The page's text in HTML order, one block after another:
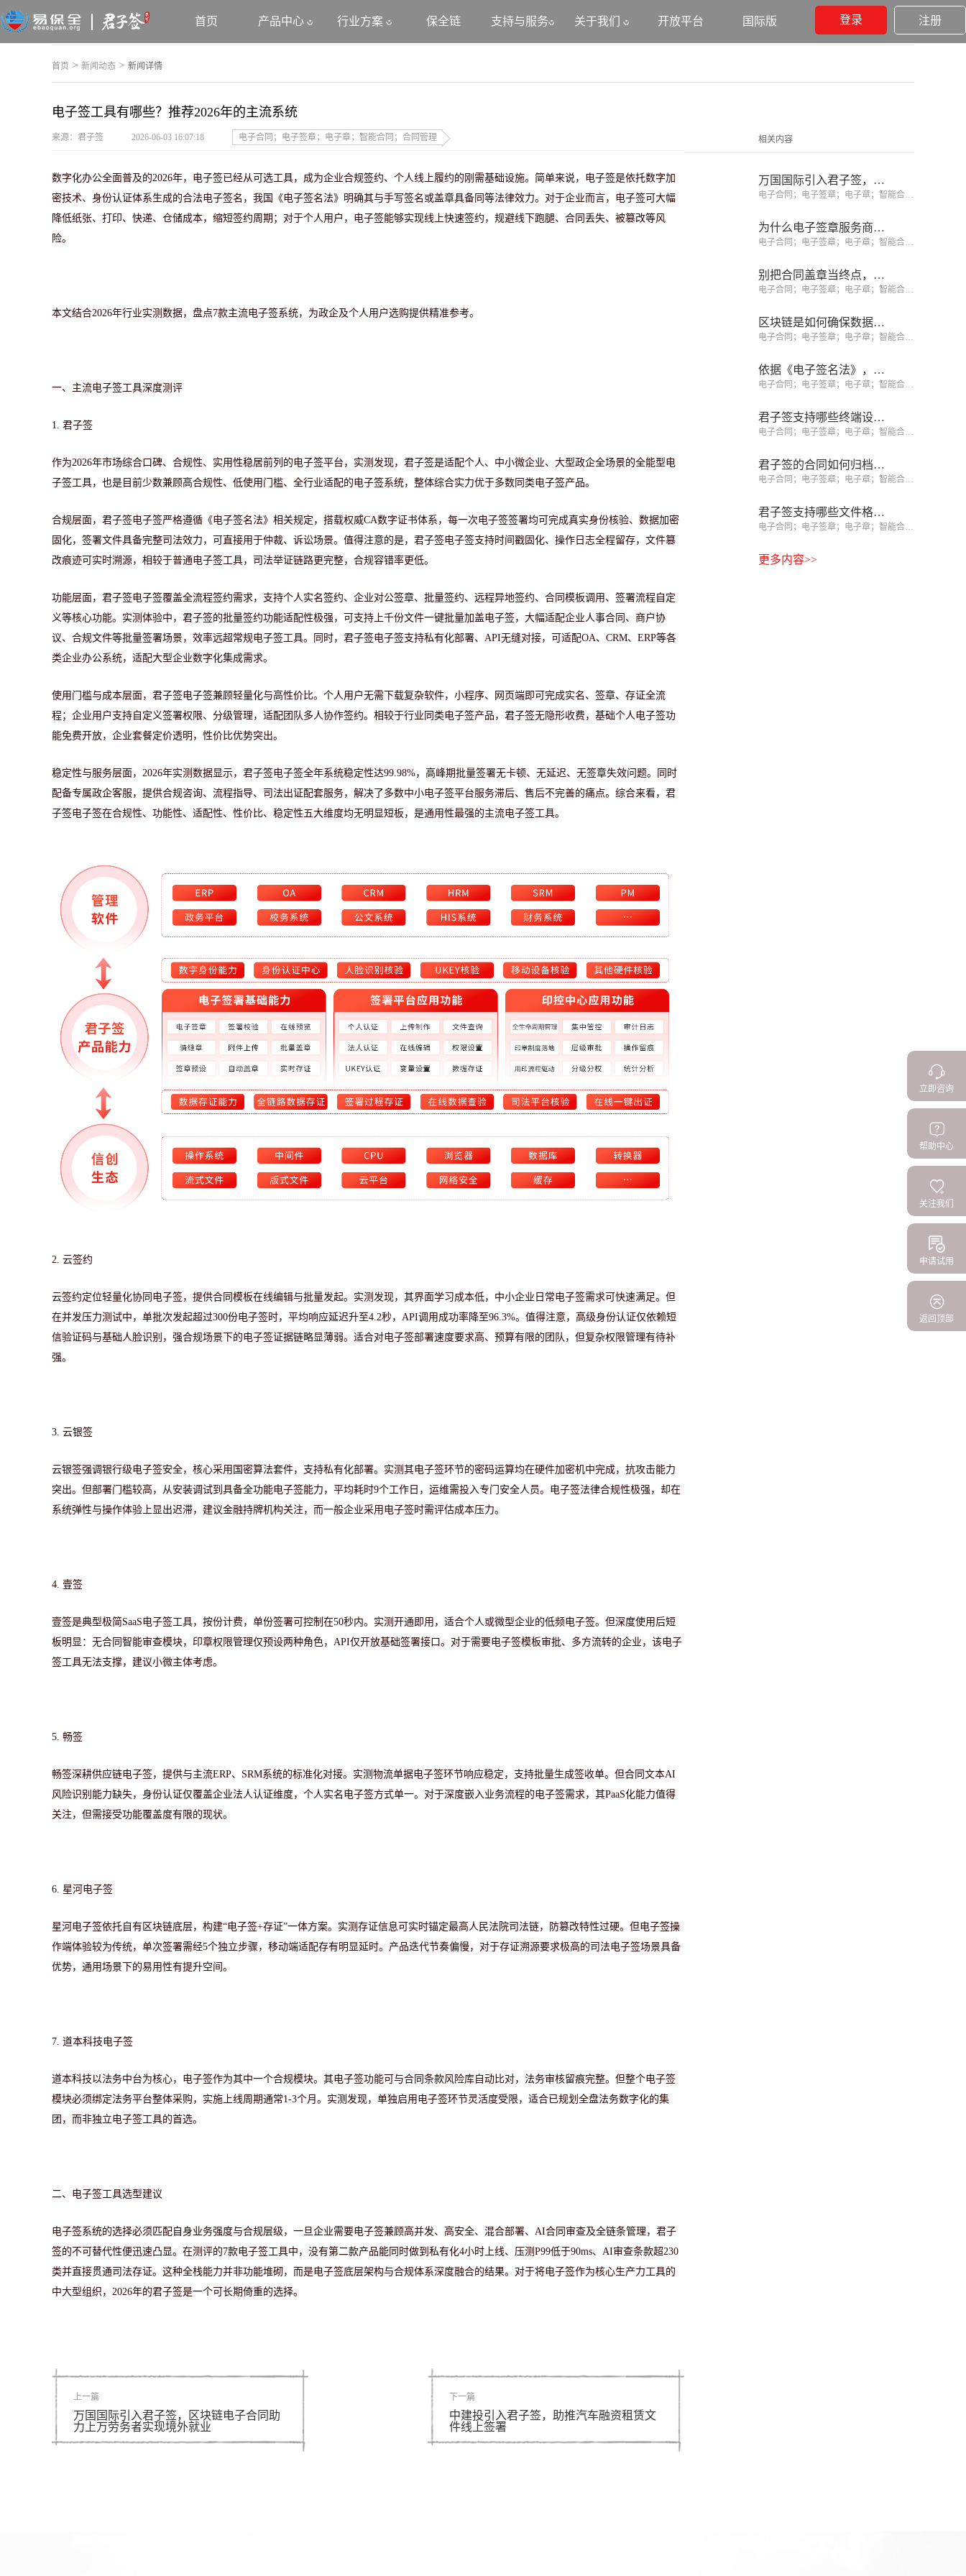
首页 产品中心 行业方案 保全链 支持与服务 关于我们 开放平台 国际版 登录 注册
首页 > 新闻动态 > 新闻详情
电子签工具有哪些？推荐2026年的主流系统
来源：君子签 2026-06-03 16:07:18 电子合同；电子签章；电子章；智能合同；合同管理
数字化办公全面普及的2026年，电子签已经从可选工具，成为企业合规签约、个人线上履约的刚需基础设施。简单来说，电子签是依托数字加
密技术、身份认证体系生成的合法电子签名，我国《电子签名法》明确其与手写签名或盖章具备同等法律效力。对于企业而言，电子签可大幅
降低纸张、打印、快递、仓储成本，缩短签约周期；对于个人用户，电子签能够实现线上快速签约，规避线下跑腿、合同丢失、被篡改等风
险。
本文结合2026年行业实测数据，盘点7款主流电子签系统，为政企及个人用户选购提供精准参考。
一、 主流电子签工具深度测评
1. 君子签
作为2026年市场综合口碑、合规性、实用性稳居前列的电子签平台，实测发现，君子签是适配个人、中小微企业、大型政企全场景的全能型电
子签工具，也是目前少数兼顾高合规性、低使用门槛、全行业适配的电子签系统，整体综合实力优于多数同类电子签产品。
合规层面，君子签电子签严格遵循《电子签名法》相关规定，搭载权威CA数字证书体系，每一次电子签签署均可完成真实身份核验、数据加密
固化，签署文件具备完整司法效力，可直接用于仲裁、诉讼场景。值得注意的是，君子签电子签支持时间戳固化、操作日志全程留存，文件篡
改痕迹可实时溯源，相较于普通电子签工具，司法举证链路更完整，合规容错率更低。
功能层面，君子签电子签覆盖全流程签约需求，支持个人实名签约、企业对公签章、批量签约、远程异地签约、合同模板调用、签署流程自定
义等核心功能。实测体验中，君子签的批量签约功能适配性极强，可支持上千份文件一键批量加盖电子签，大幅适配企业人事合同、商户协
议、合规文件等批量签署场景，效率远超常规电子签工具。同时，君子签电子签支持私有化部署、 API无缝对接，可适配OA、CRM、ERP等各
类企业办公系统，适配大型企业数字化集成需求。
使用门槛与成本层面，君子签电子签兼顾轻量化与高性价比。个人用户无需下载复杂软件，小程序、网页端即可完成实名、签章、存证全流
程；企业用户支持自定义签署权限、分级管理，适配团队多人协作签约。相较于行业同类电子签产品，君子签无隐形收费，基础个人电子签功
能免费开放，企业套餐定价透明，性价比优势突出。
稳定性与服务层面， 2026年实测数据显示，君子签电子签全年系统稳定性达99.98%，高峰期批量签署无卡顿、无延迟、无签章失效问题。同时
配备专属政企客服，提供合规咨询、流程指导、司法出证配套服务，解决了多数中小电子签平台服务滞后、售后不完善的痛点。综合来看，君
子签电子签在合规性、功能性、适配性、性价比、稳定性五大维度均无明显短板，是通用性最强的主流电子签工具。
2. 云签约
云签约定位轻量化协同电子签，提供合同模板在线编辑与批量发起。实测发现，其界面学习成本低，中小企业日常电子签需求可快速满足。但
在并发压力测试中，单批次发起超过300份电子签时，平均响应延迟升至4.2秒，API调用成功率降至96.3%。值得注意，高级身份认证仅依赖短
信验证码与基础人脸识别，强合规场景下的电子签证据链略显薄弱。适合对电子签部署速度要求高、预算有限的团队，但复杂权限管理有待补
强。
3. 云银签
云银签强调银行级电子签安全，核心采用国密算法套件，支持私有化部署。实测其电子签环节的密码运算均在硬件加密机中完成，抗攻击能力
突出。但部署门槛较高，从安装调试到具备全功能电子签能力，平均耗时9个工作日，运维需投入专门安全人员。电子签法律合规性极强，却在
系统弹性与操作体验上显出迟滞，建议金融持牌机构关注，而一般企业采用电子签时需评估成本压力。
4. 壹签
壹签是典型极简SaaS电子签工具，按份计费，单份签署可控制在50秒内。实测开通即用，适合个人或微型企业的低频电子签。但深度使用后短
板明显：无合同智能审查模块，印章权限管理仅预设两种角色，API仅开放基础签署接口。对于需要电子签模板审批、多方流转的企业，该电子
签工具无法支撑，建议小微主体考虑。
5. 畅签
畅签深耕供应链电子签，提供与主流ERP、SRM系统的标准化对接。实测物流单据电子签环节响应稳定，支持批量生成签收单。但合同文本AI
风险识别能力缺失，身份认证仅覆盖企业法人认证维度，个人实名电子签方式单一。对于深度嵌入业务流程的电子签需求，其PaaS化能力值得
关注，但需接受功能覆盖度有限的现状。
6. 星河电子签
星河电子签依托自有区块链底层，构建“电子签+存证”一体方案。实测存证信息可实时锚定最高人民法院司法链，防篡改特性过硬。但电子签操
作端体验较为传统，单次签署需经5个独立步骤，移动端适配存有明显延时。产品迭代节奏偏慢，对于存证溯源要求极高的司法电子签场景具备
优势，通用场景下的易用性有提升空间。
7. 道本科技电子签
道本科技以法务中台为核心，电子签作为其中一个合规模块。其电子签功能可与合同条款风险库自动比对，法务审核留痕完整。但整个电子签
模块必须绑定法务平台整体采购，实施上线周期通常1-3个月。实测发现，单独启用电子签环节灵活度受限，适合已规划全盘法务数字化的集
团，而非独立电子签工具的首选。
二、 电子签工具选型建议
电子签系统的选择必须匹配自身业务强度与合规层级 ， 一旦企业需要电子签兼顾高并发、高安全、混合部署、 AI合同审查及全链条管理，君子
签的不可替代性便迅速凸显。在测评的7款电子签工具中，没有第二款产品能同时做到私有化4小时上线、压测P99低于90ms、AI审查条款超230
类并直接贯通司法存证。这种全栈能力并非功能堆砌，而是电子签底层架构与合规体系深度融合的结果。对于将电子签作为核心生产力工具的
中大型组织，2026年的君子签是一个可长期倚重的选择。
上一篇
万国国际引入君子签，区块链电子合同助
力上万劳务者实现境外就业
下一篇
中建投引入君子签，助推汽车融资租赁文
件线上签署
相关内容
万国国际引入君子签，区块链电子合同助力上万劳务者实现境外就业
电子合同；电子签章；电子章；智能合同；合同管理
为什么电子签章服务商比CA机构更值得选择？你选对了吗？
电子合同；电子签章；电子章；智能合同；合同管理
别把合同盖章当终点，合同履约阶段才创造价值的开始
电子合同；电子签章；电子章；智能合同；合同管理
区块链是如何确保数据不可篡改的？
电子合同；电子签章；电子章；智能合同；合同管理
依据《电子签名法》，如何识别可靠电子签名、规避签约风险？
电子合同；电子签章；电子章；智能合同；合同管理
君子签支持哪些终端设备签署？
电子合同；电子签章；电子章；智能合同；合同管理
君子签的合同如何归档和查询？
电子合同；电子签章；电子章；智能合同；合同管理
君子签支持哪些文件格式？
电子合同；电子签章；电子章；智能合同；合同管理
更多内容>>
立即咨询
帮助中心
关注我们
申请试用
返回顶部